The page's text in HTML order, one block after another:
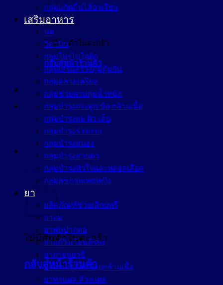
ไม่มีสินค้าในตะกร้า
กลับสู่หน้าร้านค้า
ตะกร้าสินค้า
ไม่มีสินค้าในตะกร้า
กลับสู่หน้าร้านค้า
กลุ่มแก้คลื่นไส้อาเจียน
เสริมอาหาร
นม
วิตามิน
กลุ่มโพรไบโอติก
กลุ่มเสริมสร้างภูมิคุ้มกัน
กลุ่มคลายเครียด
กลุ่มช่วยควบคุมน้ำหนัก
กลุ่มบำรุงกระดูก ข้อ กล้ามเนื้อ
กลุ่มบำรุงผม ผิว เล็บ
กลุ่มบำรุงร่างกาย
กลุ่มบำรุงสมอง
กลุ่มบำรุงสายตา
กลุ่มบำรุงหัวใจและหลอดเลือด
กลุ่มสุขภาพเพศหญิง
ยา
ผลิตภัณฑ์ช่วยเลิกบุหรี่
ยาอม
ยาพ่นปากคอ
ยาแก้วิงเวียนศีรษะ
ยาถ่ายพยาธิ
ยาทาแก้ปวดเมื่อยกล้ามเนื้อ
ยาทาแผล ล้างแผล